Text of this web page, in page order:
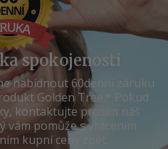
spokojenosti
nabídnout 60denní záruku
Golden Tree.* Pokud
kontaktujte prosím náš
vám pomůže s vrácením
kupní ceny zpět.